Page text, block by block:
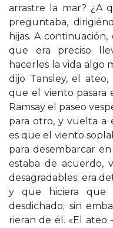
arrastre la mar? ¿A
preguntaba,
hijas. A
que era preciso
hacerles la vida algo
dijo Tansley, el
que el viento pasara
Ramsay el paseo
para otro, y vuelta a
es que el viento
para desembarcar en
estaba de acuerdo,
desagradables; era
y que hiciera que
desdichado; sin
rieran de él. «El ateo